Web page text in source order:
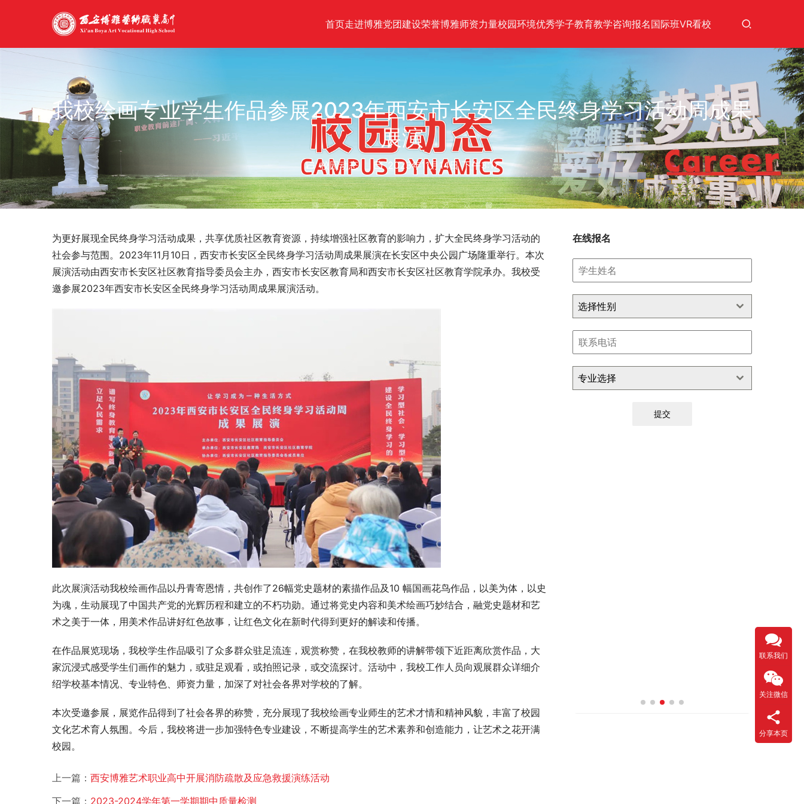
首页走进博雅党团建设荣誉博雅师资力量校园环境优秀学子教育教学咨询报名国际班VR看校
我校绘画专业学生作品参展2023年西安市长安区全民终身学习活动周成果
展演
校园动态 2023年11月14日 下午3:17
为更好展现全民终身学习活动成果，共享优质社区教育资源，持续增强社区教育的影响力，扩大全民终身学习活动的
社会参与范围。2023年11月10日，西安市长安区全民终身学习活动周成果展演在长安区中央公园广场隆重举行。本次
展演活动由西安市长安区社区教育指导委员会主办，西安市长安区教育局和西安市长安区社区教育学院承办。我校受
邀参展2023年西安市长安区全民终身学习活动周成果展演活动。
此次展演活动我校绘画作品以丹青寄恩情，共创作了26幅党史题材的素描作品及10 幅国画花鸟作品，以美为体，以史
为魂，生动展现了中国共产党的光辉历程和建立的不朽功勋。通过将党史内容和美术绘画巧妙结合，融党史题材和艺
术之美于一体，用美术作品讲好红色故事，让红色文化在新时代得到更好的解读和传播。
在作品展览现场，我校学生作品吸引了众多群众驻足流连，观赏称赞，在我校教师的讲解带领下近距离欣赏作品，大
家沉浸式感受学生们画作的魅力，或驻足观看，或拍照记录，或交流探讨。活动中，我校工作人员向观展群众详细介
绍学校基本情况、专业特色、师资力量，加深了对社会各界对学校的了解。
本次受邀参展，展览作品得到了社会各界的称赞，充分展现了我校绘画专业师生的艺术才情和精神风貌，丰富了校园
文化艺术育人氛围。今后，我校将进一步加强特色专业建设，不断提高学生的艺术素养和创造能力，让艺术之花开满
校园。
上一篇： 西安博雅艺术职业高中开展消防疏散及应急救援演练活动
下一篇： 2023-2024学年第一学期期中质量检测
在线报名
选择性别
专业选择
提交
联系我们
关注微信
分享本页